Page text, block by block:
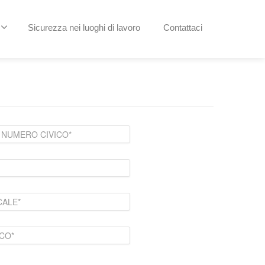
Sicurezza nei luoghi di lavoro Contattaci